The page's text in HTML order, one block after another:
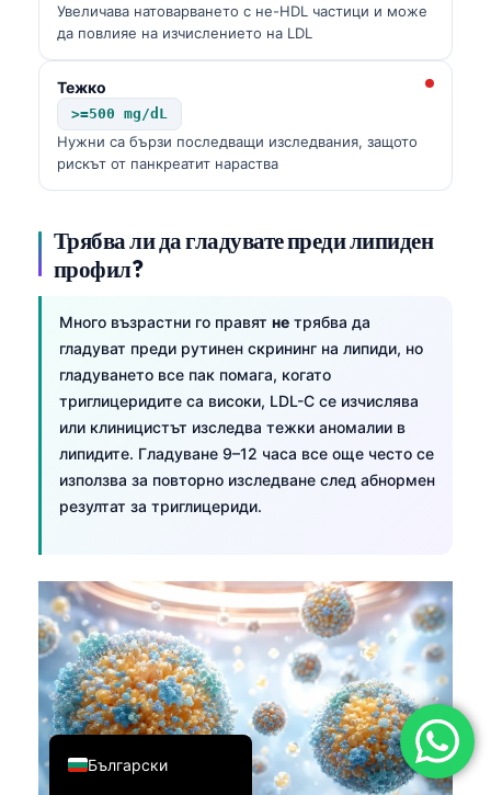
Увеличава натоварването с не-HDL частици и може
да повлияе на изчислението на LDL
Тежко
>=500 mg/dL
Нужни са бързи последващи изследвания, защото
рискът от панкреатит нараства
Трябва ли да гладувате преди липиден
профил?
Много възрастни го правят не трябва да
гладуват преди рутинен скрининг на липиди, но
гладуването все пак помага, когато
триглицеридите са високи, LDL-C се изчислява
или клиницистът изследва тежки аномалии в
липидите. Гладуване 9–12 часа все още често се
използва за повторно изследване след абнормен
резултат за триглицериди.
Български
English
Deutsch
العربية
Français
עִבְרִית
Español
Português
Ελληνικά
Türkçe
简体中文
Dansk
हिन्दी
Bahasa Indonesia
Հայերեն
Српски језик
Svenska